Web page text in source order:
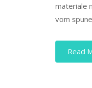
materiale
vom
Read